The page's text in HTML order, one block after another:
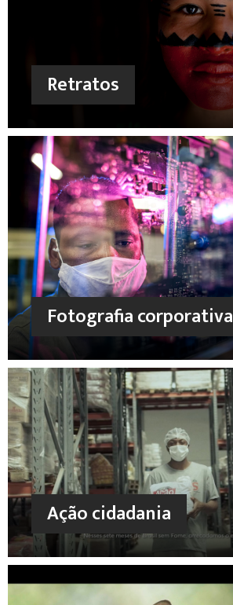
Retratos
Fotografia corporativa
Ação cidadania